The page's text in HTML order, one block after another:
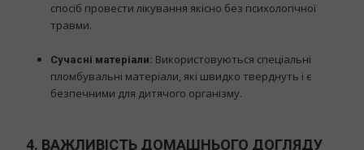
спосіб провести лікування якісно без психологічної
травми.
Сучасні матеріали: Використовуються спеціальні
пломбувальні матеріали, які швидко тверднуть і є
безпечними для дитячого організму.
4. ВАЖЛИВІСТЬ ДОМАШНЬОГО ДОГЛЯДУ